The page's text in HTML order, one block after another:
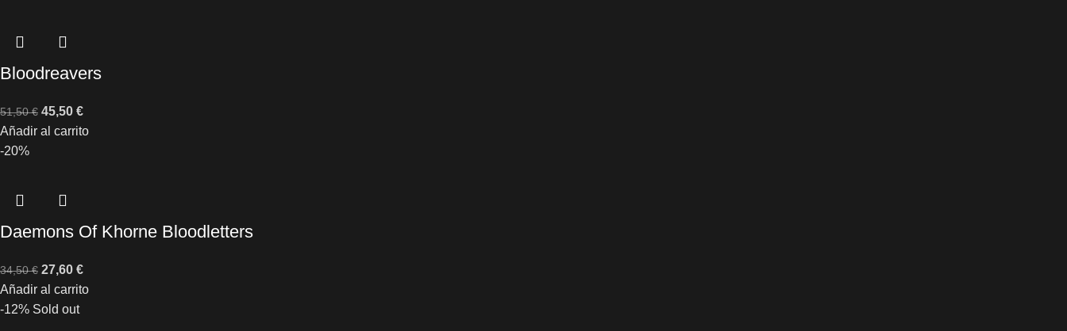
Bloodreavers
51,50€ 45,50 €
Añadir al carrito
-20%
Daemons Of Khorne Bloodletters
34,50€ 27,60 €
Añadir al carrito
-12% Sold out